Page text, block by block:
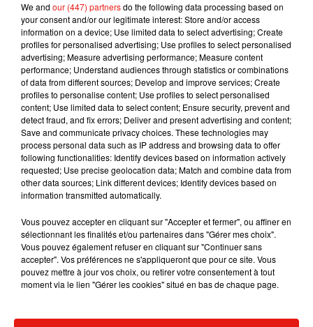
7 août 2026
RÜFÜS DU SOL annonce un nouvel
album après sa tournée mondiale
7 août 2026
Angèle et Amélie Lens dévoilent leur
collaboration tant attendue
6 août 2026
Il y a 10 ans, DJ Snake changeait de
Fred again.. et Latin Mafia dévoilent enfin
We and our (447) partnersdo the following data processing based on
your consent and/or our legitimate interest: Store and/or access
information on a device; Use limited data to select advertising; Create
profiles for personalised advertising; Use profiles to select personalised
advertising; Measure advertising performance; Measure content
performance; Understand audiences through statistics or combinations
of data from different sources; Develop and improve services; Create
profiles to personalise content; Use profiles to select personalised
content; Use limited data to select content; Ensure security, prevent and
detect fraud, and fix errors; Deliver and present advertising and content;
Save and communicate privacy choices. These technologies may
process personal data such as IP address and browsing data to offer
following functionalities: Identify devices based on information actively
requested; Use precise geolocation data; Match and combine data from
other data sources; Link different devices; Identify devices based on
information transmitted automatically.
Vous pouvez accepter en cliquant sur "Accepter et fermer", ou affiner en
sélectionnant les finalités et/ou partenaires dans "Gérer mes choix".
Vous pouvez également refuser en cliquant sur "Continuer sans
accepter". Vos préférences ne s'appliqueront que pour ce site. Vous
pouvez mettre à jour vos choix, ou retirer votre consentement à tout
moment via le lien "Gérer les cookies" situé en bas de chaque page.